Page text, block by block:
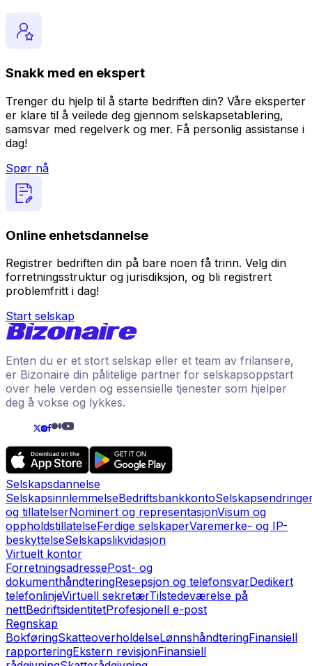
Snakk med en ekspert
Trenger du hjelp til å starte bedriften din? Våre eksperter
er klare til å veilede deg gjennom selskapsetablering,
samsvar med regelverk og mer. Få personlig assistanse i
dag!
Spør nå
Online enhetsdannelse
Registrer bedriften din på bare noen få trinn. Velg din
forretningsstruktur og jurisdiksjon, og bli registrert
problemfritt i dag!
Start selskap
Enten du er et stort selskap eller et team av frilansere,
er Bizonaire din pålitelige partner for selskapsoppstart
over hele verden og essensielle tjenester som hjelper
deg å vokse og lykkes.
Selskapsdannelse
SelskapsinnlemmelseBedriftsbankkonto
og tillatelserNominert og representasjonVisum og
oppholdstillatelseFerdige selskaperVaremerke- og IP-
beskyttelseSelskapslikvidasjon
Virtuelt kontor
ForretningsadressePost- og
dokumenthåndteringResepsjon og telefonsvarDedikert
telefonlinjeVirtuell sekretærTilstedeværelse på
nettBedriftsidentitetProfesjonell e-post
Regnskap
BokføringSkatteoverholdelseLønnshåndteringFinansiell
rapporteringEkstern revisjonFinansiell